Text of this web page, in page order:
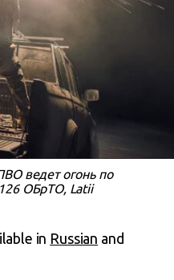
ведет огонь по
ОБрТО, Latii
in Russian and